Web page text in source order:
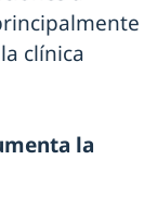
clínica
la